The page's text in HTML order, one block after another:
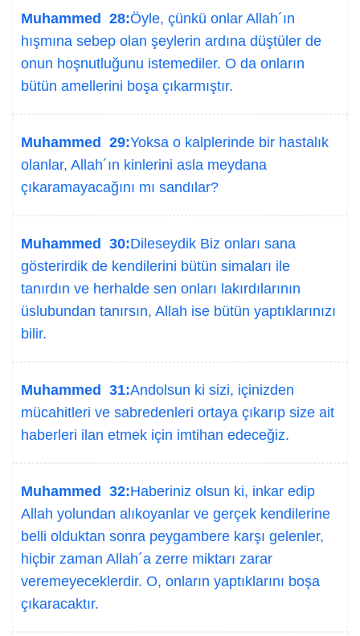
Muhammed 28:Öyle, çünkü onlar Allah´ın
hışmına sebep olan şeylerin ardına düştüler de
onun hoşnutluğunu istemediler. O da onların
bütün amellerini boşa çıkarmıştır.
Muhammed 29:Yoksa o kalplerinde bir hastalık
olanlar, Allah´ın kinlerini asla meydana
çıkaramayacağını mı sandılar?
Muhammed 30:Dileseydik Biz onları sana
gösterirdik de kendilerini bütün simaları ile
tanırdın ve herhalde sen onları lakırdılarının
üslubundan tanırsın, Allah ise bütün yaptıklarınızı
bilir.
Muhammed 31:Andolsun ki sizi, içinizden
mücahitleri ve sabredenleri ortaya çıkarıp size ait
haberleri ilan etmek için imtihan edeceğiz.
Muhammed 32:Haberiniz olsun ki, inkar edip
Allah yolundan alıkoyanlar ve gerçek kendilerine
belli olduktan sonra peygambere karşı gelenler,
hiçbir zaman Allah´a zerre miktarı zarar
veremeyeceklerdir. O, onların yaptıklarını boşa
çıkaracaktır.